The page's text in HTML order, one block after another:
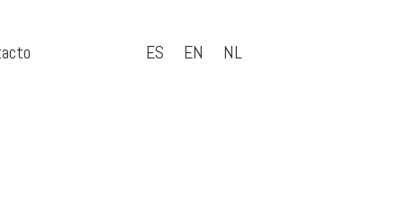
ES EN NL